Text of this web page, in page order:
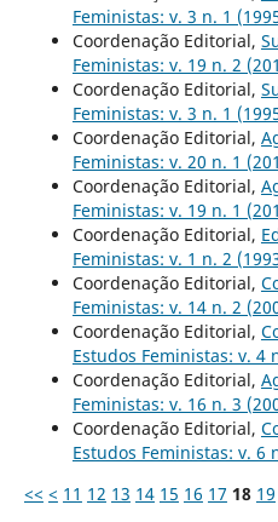
Feministas: v. 3 n. 1
Coordenação Editorial,
Feministas: v. 19 n. 2
Coordenação Editorial,
Feministas: v. 3 n. 1
Coordenação Editorial,
Feministas: v. 20 n. 1
Coordenação Editorial,
Feministas: v. 19 n. 1
Coordenação Editorial,
Feministas: v. 1 n. 2
Coordenação Editorial,
Feministas: v. 14 n. 2
Coordenação Editorial,
Estudos Feministas: v. 4
Coordenação Editorial,
Feministas: v. 16 n. 3
Coordenação Editorial,
Estudos Feministas: v. 6
<< < 11 12 13 14 15 16 17 18 19